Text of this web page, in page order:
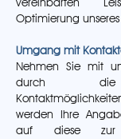
Optimierung
Umgang mit
Nehmen Sie mit
durch die
werden Ihre
auf diese zur